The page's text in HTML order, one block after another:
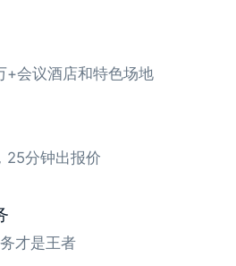
+会议酒店和特色场地
25分钟出报价
才是王者